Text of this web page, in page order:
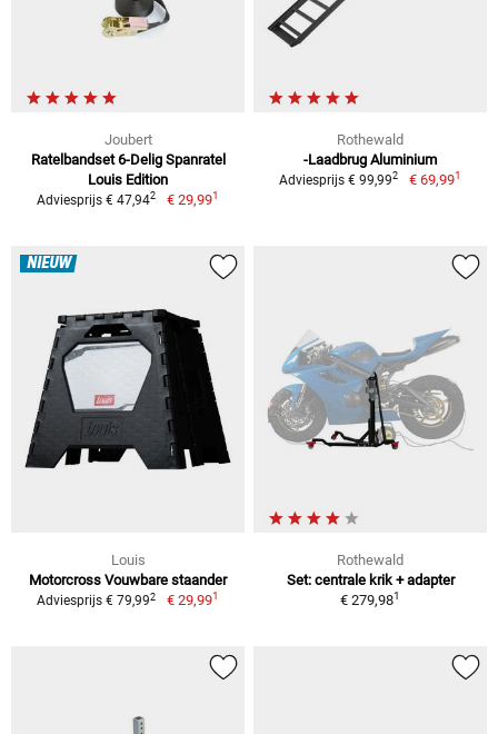
Joubert
Ratelbandset 6-Delig Spanratel
Louis Edition
Adviesprijs € 47,942 € 29,991
Rothewald
-Laadbrug Aluminium
Adviesprijs € 99,992 € 69,991
NIEUW
Louis
Motorcross Vouwbare staander
Adviesprijs € 79,992 € 29,991
Rothewald
Set: centrale krik + adapter
€ 279,981